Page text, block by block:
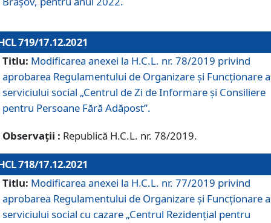
719/17.12.2021
Titlu: Modificarea anexei la H.C.L. nr. 78/2019 privind
aprobarea Regulamentului de Organizare și Funcționare
serviciului social „Centrul de Zi de Informare şi Consiliere
pentru Persoane Fără Adăpost”.
Observații : Republică H.C.L. nr. 78/2019.
718/17.12.2021
Titlu: Modificarea anexei la H.C.L. nr. 77/2019 privind
aprobarea Regulamentului de Organizare și Funcționare
serviciului social cu cazare „Centrul Rezidențial pentru